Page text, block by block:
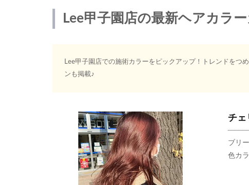
Lee甲子園店の最新ヘアカラ
Lee甲子園店での施術カラーをピックアップ！トレンドを
ンも掲載♪
チェ
ブリ
色カ